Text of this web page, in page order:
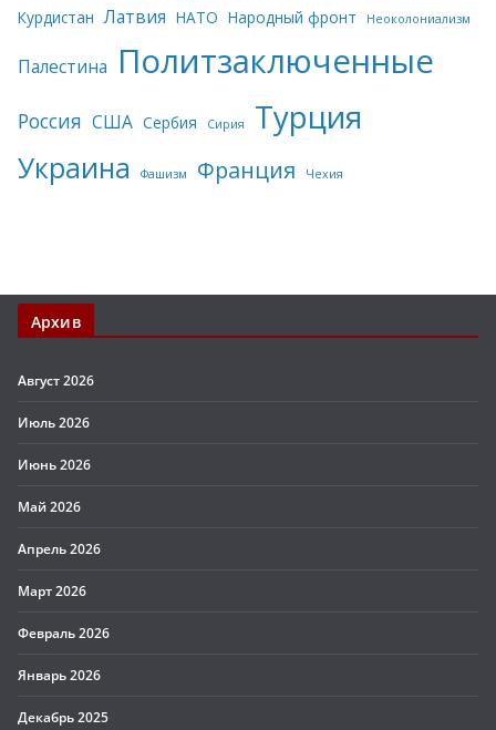
Курдистан Латвия НАТО Народный фронт Неоколониализм
Палестина Политзаключенные
Россия США Сербия Сирия Турция
Украина Фашизм Франция Чехия
Архив
Август 2026
Июль 2026
Июнь 2026
Май 2026
Апрель 2026
Март 2026
Февраль 2026
Январь 2026
Декабрь 2025